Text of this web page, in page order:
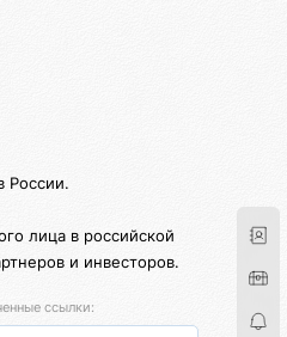
России.
лица в российской
и инвесторов.
ссылки: